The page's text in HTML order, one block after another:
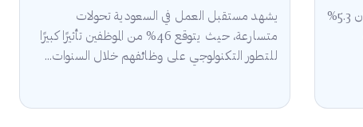
تكشف إحصاءات الإعاقة في السعودية 2025 أن 5.3%
يشهد مستقبل العمل في السعودية تحولات
متسارعة، حيث يتوقع 46% من الموظفين تأثيرًا كبيرًا
للتطور التكنولوجي على وظائفهم خلال السنوات...